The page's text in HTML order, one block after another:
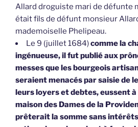
Allard droguiste mari de défunte
était fils de défunt monsieur
mademoiselle Phelipeau.
Le 9 (juillet 1684)comme la
ingénueuse, il fut publié aux
messes que les bourgeois
seraient menacés par saisie de
leurs loyers et debtes, eussent
maison des Dames de la
prêterait la somme sans